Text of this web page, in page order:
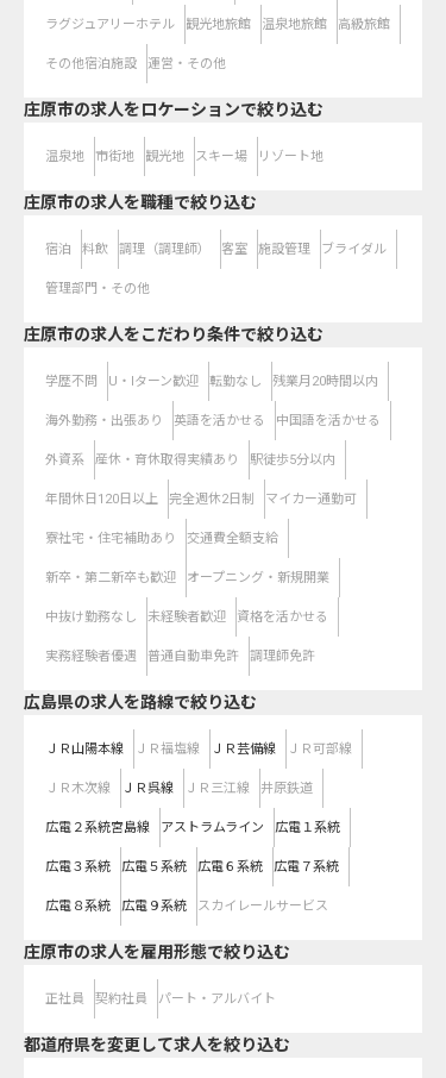
ラグジュアリーホテル 観光地旅館 温泉地旅館 高級旅館
その他宿泊施設 運営・その他
庄原市の求人をロケーションで絞り込む
温泉地 市街地 観光地 スキー場 リゾート地
庄原市の求人を職種で絞り込む
宿泊 料飲 調理（調理師） 客室 施設管理 ブライダル
管理部門・その他
庄原市の求人をこだわり条件で絞り込む
学歴不問 U・Iターン歓迎 転勤なし 残業月20時間以内
海外勤務・出張あり 英語を活かせる 中国語を活かせる
外資系 産休・育休取得実績あり 駅徒歩5分以内
年間休日120日以上 完全週休2日制 マイカー通勤可
寮社宅・住宅補助あり 交通費全額支給
新卒・第二新卒も歓迎 オープニング・新規開業
中抜け勤務なし 未経験者歓迎 資格を活かせる
実務経験者優遇 普通自動車免許 調理師免許
広島県の求人を路線で絞り込む
ＪＲ山陽本線 ＪＲ福塩線 ＪＲ芸備線 ＪＲ可部線
ＪＲ木次線 ＪＲ呉線 ＪＲ三江線 井原鉄道
広電２系統宮島線 アストラムライン 広電１系統
広電３系統 広電５系統 広電６系統 広電７系統
広電８系統 広電９系統 スカイレールサービス
庄原市の求人を雇用形態で絞り込む
正社員 契約社員 パート・アルバイト
都道府県を変更して求人を絞り込む